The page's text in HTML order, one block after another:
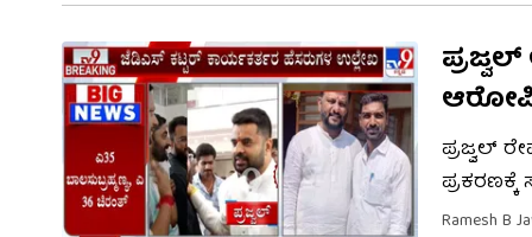
ಹೋರಾಟ
ಪ್ರಜ್ವಲ್‌
Ramesh B